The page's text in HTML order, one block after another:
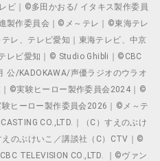
ビ｜©多田かおる/ イタキス製作委員
製作委員会｜©メ～テレ｜©東海テレ
レ、テレビ愛知｜東海テレビ、中京
レビ愛知｜© Studio Ghibli｜©CBC
公/KADOKAWA/声優ラジオのウラオ
©実験ヒーロー製作委員会2024｜©
ヒーロー製作委員会2026｜©メ～テ
CO.,LTD.｜（C）すえのぶけ
のぶけいこ／講談社（C）CTV｜©
TELEVISION CO.,LTD. ｜©ヴァン